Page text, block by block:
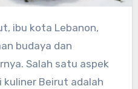
ibu kota Lebanon,
budaya dan
Salah satu aspek
kuliner Beirut adalah